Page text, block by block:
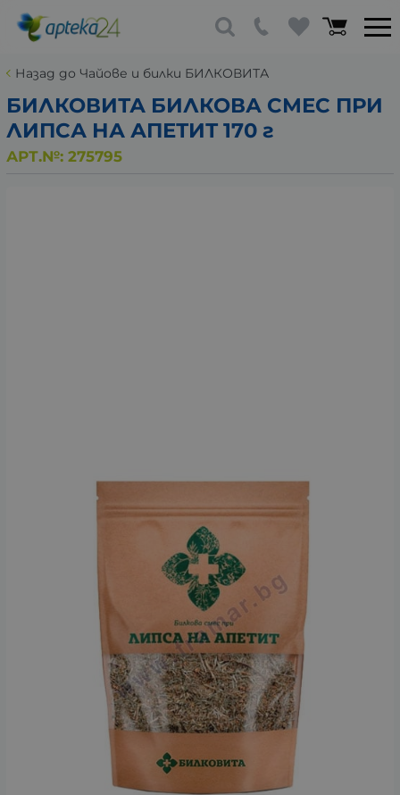
Назад до Чайове и билки БИЛКОВИТА
БИЛКОВИТА БИЛКОВА СМЕС ПРИ
ЛИПСА НА АПЕТИТ 170 г
АРТ.№: 275795